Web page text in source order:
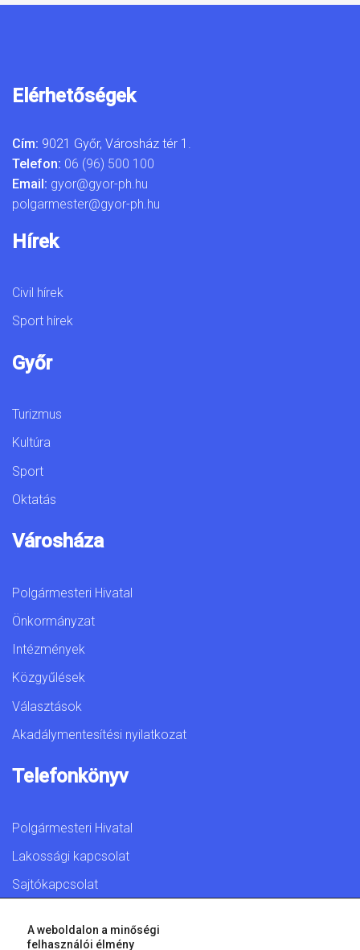
Elérhetőségek
Cím: 9021 Győr, Városház tér 1.
Telefon: 06 (96) 500 100
Email: gyor@gyor-ph.hu
polgarmester@gyor-ph.hu
Hírek
Civil hírek
Sport hírek
Győr
Turizmus
Kultúra
Sport
Oktatás
Városháza
Polgármesteri Hivatal
Önkormányzat
Intézmények
Közgyűlések
Választások
Akadálymentesítési nyilatkozat
Telefonkönyv
Polgármesteri Hivatal
Lakossági kapcsolat
Sajtókapcsolat
A weboldalon a minőségi
felhasználói élmény